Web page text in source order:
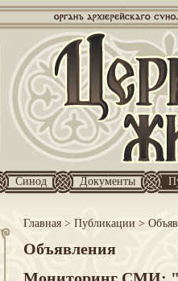
Синод Документы
Главная> Публикации >
Объявления